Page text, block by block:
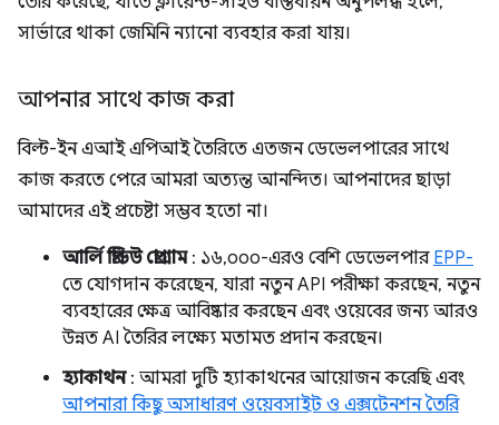
সার্ভারে থাকা জেমিনি ন্যানো ব্যবহার করা যায়।
আপনার সাথে কাজ করা
বিল্ট-ইন এআই এপিআই তৈরিতে এতজন ডেভেলপারের সাথে
কাজ করতে পেরে আমরা অত্যন্ত আনন্দিত। আপনাদের ছাড়া
আমাদের এই প্রচেষ্টা সম্ভব হতো না।
আর্লি প্রিভিউ প্রোগ্রাম: ১৬,০০০-এরও বেশি ডেভেলপার EPP-
তে যোগদান করেছেন, যারা নতুন API পরীক্ষা করছেন, নতুন
ব্যবহারের ক্ষেত্র আবিষ্কার করছেন এবং ওয়েবের জন্য আরও
উন্নত AI তৈরির লক্ষ্যে মতামত প্রদান করছেন।
হ্যাকাথন: আমরা দুটি হ্যাকাথনের আয়োজন করেছি এবং
আপনারা কিছু অসাধারণ ওয়েবসাইট ও এক্সটেনশন তৈরি